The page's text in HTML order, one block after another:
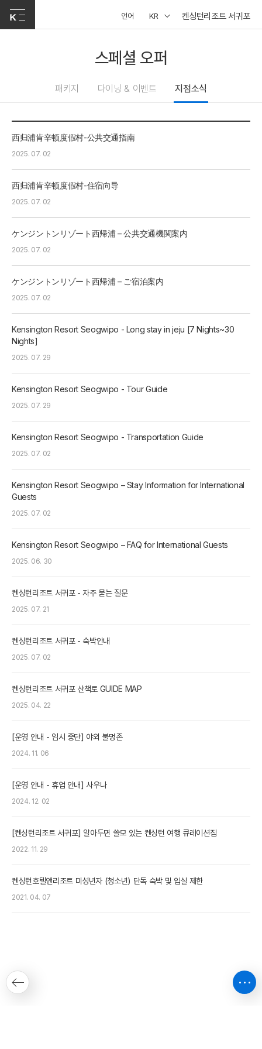
언어 KR 켄싱턴리조트 서귀포
스페셜 오퍼
패키지 다이닝 & 이벤트 지점소식
西归浦肯辛顿度假村-公共交通指南
2025. 07. 02
西归浦肯辛顿度假村-住宿向导
2025. 07. 02
ケンジントンリゾート西帰浦 – 公共交通機関案内
2025. 07. 02
ケンジントンリゾート西帰浦 – ご宿泊案内
2025. 07. 02
Kensington Resort Seogwipo - Long stay in jeju [7 Nights~30
Nights]
2025. 07. 29
Kensington Resort Seogwipo - Tour Guide
2025. 07. 29
Kensington Resort Seogwipo - Transportation Guide
2025. 07. 02
Kensington Resort Seogwipo – Stay Information for International
Guests
2025. 07. 02
Kensington Resort Seogwipo – FAQ for International Guests
2025. 06. 30
켄싱턴리조트 서귀포 - 자주 묻는 질문
2025. 07. 21
켄싱턴리조트 서귀포 - 숙박안내
2025. 07. 02
켄싱턴리조트 서귀포 산책로 GUIDE MAP
2025. 04. 22
[운영 안내 - 임시 중단] 야외 불멍존
2024. 11. 06
[운영 안내 - 휴업 안내] 사우나
2024. 12. 02
[켄싱턴리조트 서귀포] 알아두면 쓸모 있는 켄싱턴 여행 큐레이션집
2022. 11. 29
켄싱턴호텔앤리조트 미성년자 (청소년) 단독 숙박 및 입실 제한
2021. 04. 07